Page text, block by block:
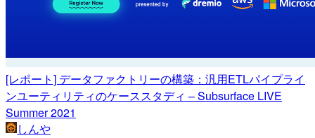
[レポート] データファクトリーの構築：汎用ETLパイプライ
ンユーティリティのケーススタディ – Subsurface LIVE
Summer 2021
しんや